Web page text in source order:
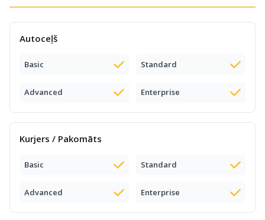
Autoceļš
Basic Standard
Advanced Enterprise
Kurjers / Pakomāts
Basic Standard
Advanced Enterprise